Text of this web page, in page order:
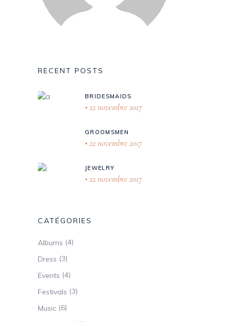
RECENT POSTS
BRIDESMAIDS
22 novembre 2017
GROOMSMEN
22 novembre 2017
JEWELRY
22 novembre 2017
CATÉGORIES
Albums (4)
Dress (3)
Events (4)
Festivals (3)
Music (6)